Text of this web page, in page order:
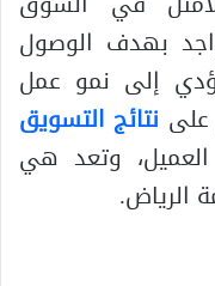
بهدف الوصول
إلى نمو عمل
على نتائج التسويق
العميل، وتعد هي
الرياض.